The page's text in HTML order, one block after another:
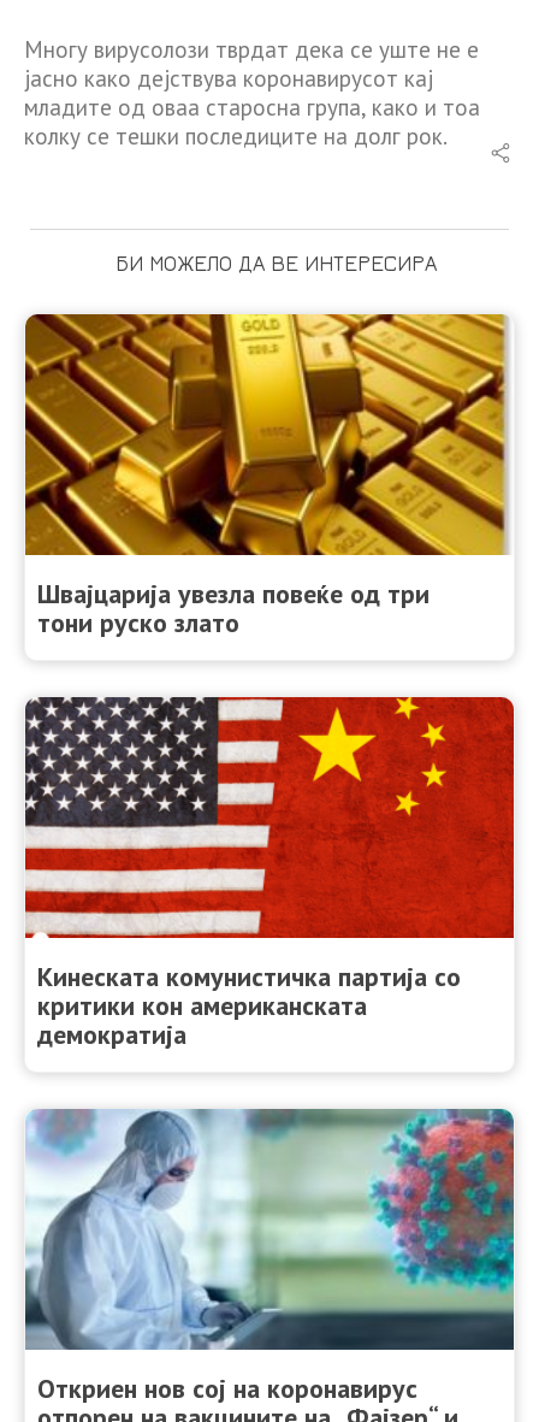
Многу вирусолози тврдат дека се уште не е
јасно како дејствува коронавирусот кај
младите од оваа старосна група, како и тоа
колку се тешки последиците на долг рок.
БИ МОЖЕЛО ДА ВЕ ИНТЕРЕСИРА
Швајцарија увезла повеќе од три
тони руско злато
Кинеската комунистичка партија со
критики кон американската
демократија
Oткриен нов сој на коронавирус